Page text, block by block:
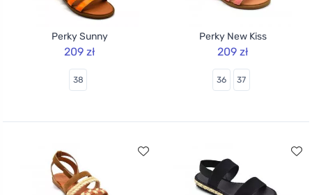
Perky Sunny
209 zł
38
Perky New Kiss
209 zł
36 37